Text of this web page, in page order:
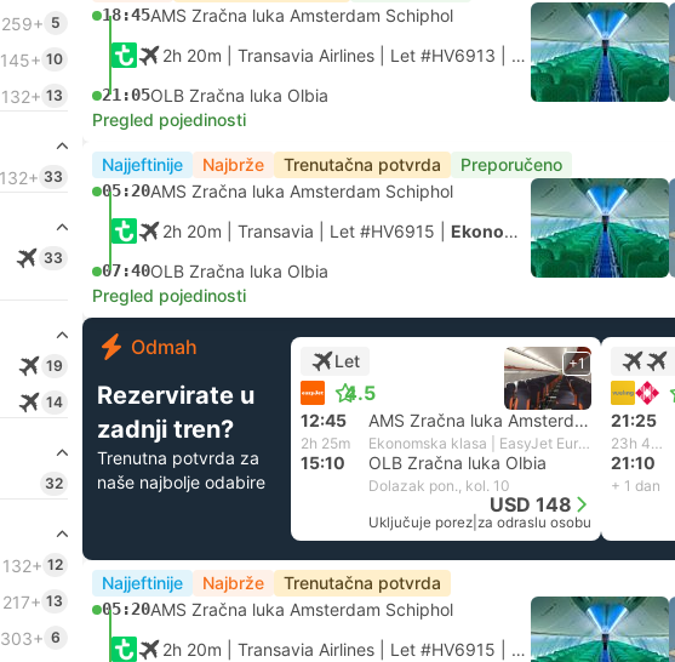
5
10
13
33
33
19
14
32
12
13
6
18:45AMS Zračna luka Amsterdam Schiphol
2h 20m | Transavia Airlines Let #HV6913 Ekonomska klasa
21:05OLB Zračna luka Olbia
Pregled pojedinosti
Najjeftinije Najbrže Trenutačna potvrda Preporučeno
05:20AMS Zračna luka Amsterdam Schiphol
2h 20m | Transavia Let #HV6915 Ekonomska klasa
07:40OLB Zračna luka Olbia
Pregled pojedinosti
Odmah
Rezervirate u
zadnji tren?
Trenutna potvrda za
naše najbolje odabire
Let
4.5
+1
12:45 AMS Zračna luka Amsterdam Schiphol
2h 25m Ekonomska klasa | EasyJet Europe
15:10 OLB Zračna luka Olbia
Dolazak pon., kol. 10
USD 148
Uključuje porez za odraslu osobu
21:25
23h 45m
21:10
+ 1 dan
Najjeftinije Najbrže Trenutačna potvrda
05:20AMS Zračna luka Amsterdam Schiphol
2h 20m | Transavia Airlines Let #HV6915 Ekonomska klasa